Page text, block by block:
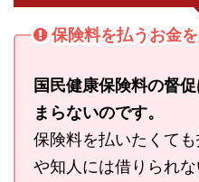
保険料を払うお金
国民健康保険料の督
まらないのです。
保険料を払いたくて
や知人には借りられな